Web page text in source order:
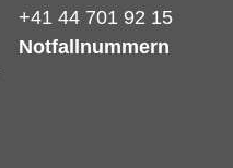
+41 44 701 92 15
Notfallnummern